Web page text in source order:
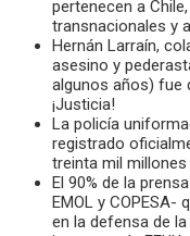
pertenecen a
transnacionales y
Hernán Larraín,
asesino y
algunos años) fue
¡Justicia!
La policía
registrado
treinta mil
El 90% de la
EMOL y
en la defensa de